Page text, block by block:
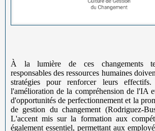
À la lumière de ces changements
responsables des ressources humaines
stratégies pour renforcer leurs
l'amélioration de la compréhension de l'IA
d'opportunités de perfectionnement et la
de gestion du changement (Rodriguez-
L'accent mis sur la formation aux
également essentiel, permettant aux